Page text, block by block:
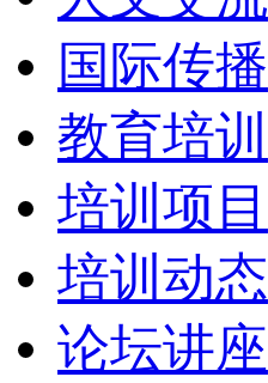
国际传播
教育培训
培训项目
培训动态
论坛讲座